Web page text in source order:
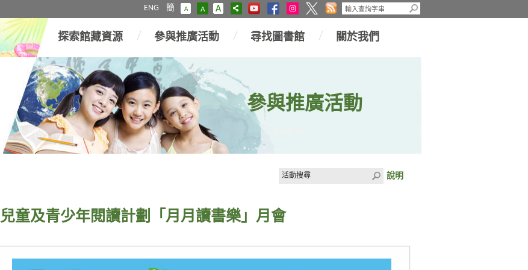
ENG 簡 A A A
探索館藏資源 參與推廣活動 尋找圖書館 關於我們
參與推廣活動
說明
兒童及青少年閱讀計劃「月月讀書樂」月會